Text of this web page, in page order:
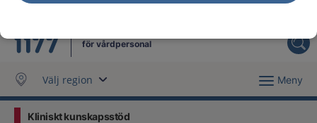
för vårdpersonal
Välj region Meny
Kliniskt kunskapsstöd